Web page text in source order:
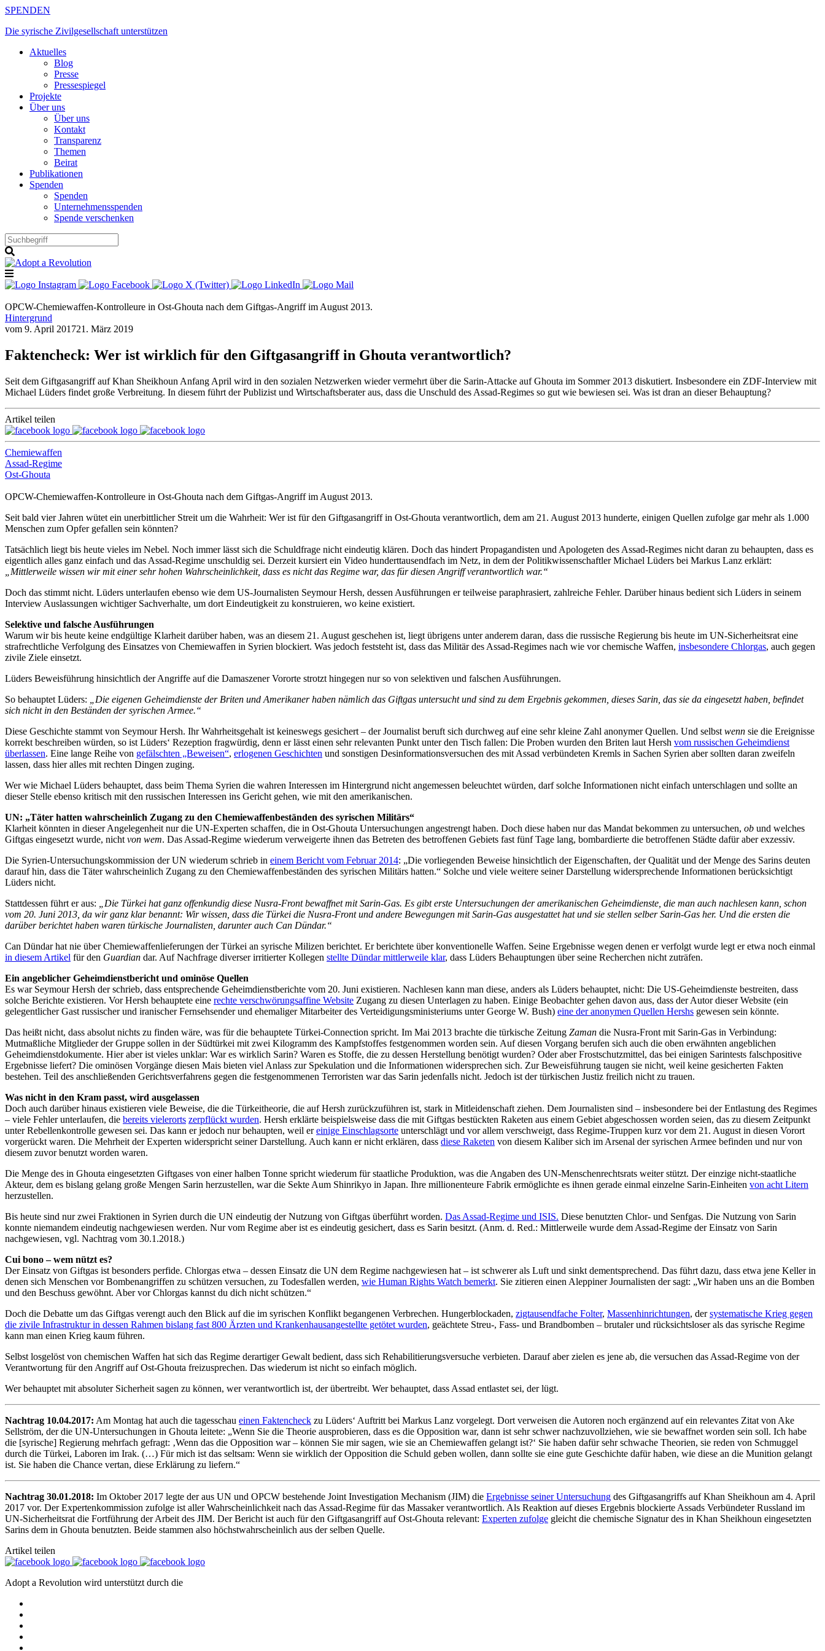
Zum
springen
SPENDEN
Die syrische Zivilgesellschaft unterstützen
Aktuelles
Blog
Presse
Pressespiegel
Projekte
Über uns
Über uns
Kontakt
Transparenz
Themen
Beirat
Publikationen
Spenden
Spenden
Unternehmensspenden
Spende verschenken
OPCW-Chemiewaffen-Kontrolleure in Ost-Ghouta nach dem Giftgas-Angriff im August 2013.
Hintergrund
vom 9. April 201721. März 2019
Faktencheck: Wer ist wirklich für den Giftgasangriff in Ghouta verantwortlich?
Seit dem Giftgasangriff auf Khan Sheikhoun Anfang April wird in den sozialen Netzwerken wieder vermehrt über die Sarin-Attacke auf Ghouta im Sommer 2013 diskutiert. Insbesondere ein ZDF-Interview mit
Michael Lüders findet große Verbreitung. In diesem führt der Publizist und Wirtschaftsberater aus, dass die Unschuld des Assad-Regimes so gut wie bewiesen sei. Was ist dran an dieser Behauptung?
Artikel teilen
Chemiewaffen
Assad-Regime
Ost-Ghouta
OPCW-Chemiewaffen-Kontrolleure in Ost-Ghouta nach dem Giftgas-Angriff im August 2013.
Seit bald vier Jahren wütet ein unerbittlicher Streit um die Wahrheit: Wer ist für den Giftgasangriff in Ost-Ghouta verantwortlich, dem am 21. August 2013 hunderte, einigen Quellen zufolge gar mehr als 1.000
Menschen zum Opfer gefallen sein könnten?
Tatsächlich liegt bis heute vieles im Nebel. Noch immer lässt sich die Schuldfrage nicht eindeutig klären. Doch das hindert Propagandisten und Apologeten des Assad-Regimes nicht daran zu behaupten, dass es
eigentlich alles ganz einfach und das Assad-Regime unschuldig sei. Derzeit kursiert ein Video hunderttausendfach im Netz, in dem der Politikwissenschaftler Michael Lüders bei Markus Lanz erklärt:
„Mittlerweile wissen wir mit einer sehr hohen Wahrscheinlichkeit, dass es nicht das Regime war, das für diesen Angriff verantwortlich war.“
Doch das stimmt nicht. Lüders unterlaufen ebenso wie dem US-Journalisten Seymour Hersh, dessen Ausführungen er teilweise paraphrasiert, zahlreiche Fehler. Darüber hinaus bedient sich Lüders in seinem
Interview Auslassungen wichtiger Sachverhalte, um dort Eindeutigkeit zu konstruieren, wo keine existiert.
Selektive und falsche Ausführungen
Warum wir bis heute keine endgültige Klarheit darüber haben, was an diesem 21. August geschehen ist, liegt übrigens unter anderem daran, dass die russische Regierung bis heute im UN-Sicherheitsrat eine
strafrechtliche Verfolgung des Einsatzes von Chemiewaffen in Syrien blockiert. Was jedoch feststeht ist, dass das Militär des Assad-Regimes nach wie vor chemische Waffen, insbesondere Chlorgas, auch gegen
zivile Ziele einsetzt.
Lüders Beweisführung hinsichtlich der Angriffe auf die Damaszener Vororte strotzt hingegen nur so von selektiven und falschen Ausführungen.
So behauptet Lüders:
„Die eigenen Geheimdienste der Briten und Amerikaner haben nämlich das Giftgas untersucht und sind zu dem Ergebnis gekommen, dieses Sarin, das sie da eingesetzt haben, befindet
sich nicht in den Beständen der syrischen Armee.“
Diese Geschichte stammt von Seymour Hersh. Ihr Wahrheitsgehalt ist keineswegs gesichert – der Journalist beruft sich durchweg auf eine sehr kleine Zahl anonymer Quellen. Und selbst wenn sie die Ereignisse
korrekt beschreiben würden, so ist Lüders‘ Rezeption fragwürdig, denn er lässt einen sehr relevanten Punkt unter den Tisch fallen: Die Proben wurden den Briten laut Hersh vom russischen Geheimdienst
überlassen. Eine lange Reihe von gefälschten „Beweisen“, erlogenen Geschichten und sonstigen Desinformationsversuchen des mit Assad verbündeten Kremls in Sachen Syrien aber sollten daran zweifeln
lassen, dass hier alles mit rechten Dingen zuging.
Wer wie Michael Lüders behauptet, dass beim Thema Syrien die wahren Interessen im Hintergrund nicht angemessen beleuchtet würden, darf solche Informationen nicht einfach unterschlagen und sollte an
dieser Stelle ebenso kritisch mit den russischen Interessen ins Gericht gehen, wie mit den amerikanischen.
UN: „Täter hatten wahrscheinlich Zugang zu den Chemiewaffenbeständen des syrischen Militärs“
Klarheit könnten in dieser Angelegenheit nur die UN-Experten schaffen, die in Ost-Ghouta Untersuchungen angestrengt haben. Doch diese haben nur das Mandat bekommen zu untersuchen, ob und welches
Giftgas eingesetzt wurde, nicht von wem. Das Assad-Regime wiederum verweigerte ihnen das Betreten des betroffenen Gebiets fast fünf Tage lang, bombardierte die betroffenen Städte dafür aber exzessiv.
Die Syrien-Untersuchungskommission der UN wiederum schrieb in einem Bericht vom Februar 2014: „Die vorliegenden Beweise hinsichtlich der Eigenschaften, der Qualität und der Menge des Sarins deuten
darauf hin, dass die Täter wahrscheinlich Zugang zu den Chemiewaffenbeständen des syrischen Militärs hatten.“ Solche und viele weitere seiner Darstellung widersprechende Informationen berücksichtigt
Lüders nicht.
Stattdessen führt er aus:
„Die Türkei hat ganz offenkundig diese Nusra-Front bewaffnet mit Sarin-Gas. Es gibt erste Untersuchungen der amerikanischen Geheimdienste, die man auch nachlesen kann, schon
vom 20. Juni 2013, da wir ganz klar benannt: Wir wissen, dass die Türkei die Nusra-Front und andere Bewegungen mit Sarin-Gas ausgestattet hat und sie stellen selber Sarin-Gas her. Und die ersten die
darüber berichtet haben waren türkische Journalisten, darunter auch Can Dündar.“
Can Dündar hat nie über Chemiewaffenlieferungen der Türkei an syrische Milizen berichtet. Er berichtete über konventionelle Waffen. Seine Ergebnisse wegen denen er verfolgt wurde legt er etwa noch einmal
in diesem Artikel für den Guardian dar. Auf Nachfrage diverser irritierter Kollegen stellte Dündar mittlerweile klar, dass Lüders Behauptungen über seine Recherchen nicht zuträfen.
Ein angeblicher Geheimdienstbericht und ominöse Quellen
Es war Seymour Hersh der schrieb, dass entsprechende Geheimdienstberichte vom 20. Juni existieren. Nachlesen kann man diese, anders als Lüders behauptet, nicht: Die US-Geheimdienste bestreiten, dass
solche Berichte existieren. Vor Hersh behauptete eine rechte verschwörungsaffine Website Zugang zu diesen Unterlagen zu haben. Einige Beobachter gehen davon aus, dass der Autor dieser Website (ein
gelegentlicher Gast russischer und iranischer Fernsehsender und ehemaliger Mitarbeiter des Verteidigungsministeriums unter George W. Bush) eine der anonymen Quellen Hershs gewesen sein könnte.
Das heißt nicht, dass absolut nichts zu finden wäre, was für die behauptete Türkei-Connection spricht. Im Mai 2013 brachte die türkische Zeitung Zaman die Nusra-Front mit Sarin-Gas in Verbindung:
Mutmaßliche Mitglieder der Gruppe sollen in der Südtürkei mit zwei Kilogramm des Kampfstoffes festgenommen worden sein. Auf diesen Vorgang berufen sich auch die oben erwähnten angeblichen
Geheimdienstdokumente. Hier aber ist vieles unklar: War es wirklich Sarin? Waren es Stoffe, die zu dessen Herstellung benötigt wurden? Oder aber Frostschutzmittel, das bei einigen Sarintests falschpositive
Ergebnisse liefert? Die ominösen Vorgänge diesen Mais bieten viel Anlass zur Spekulation und die Informationen widersprechen sich. Zur Beweisführung taugen sie nicht, weil keine gesicherten Fakten
bestehen. Teil des anschließenden Gerichtsverfahrens gegen die festgenommenen Terroristen war das Sarin jedenfalls nicht. Jedoch ist der türkischen Justiz freilich nicht zu trauen.
Was nicht in den Kram passt, wird ausgelassen
Doch auch darüber hinaus existieren viele Beweise, die die Türkeitheorie, die auf Hersh zurückzuführen ist, stark in Mitleidenschaft ziehen. Dem Journalisten sind – insbesondere bei der Entlastung des Regimes
– viele Fehler unterlaufen, die bereits vielerorts zerpflückt wurden. Hersh erklärte beispielsweise dass die mit Giftgas bestückten Raketen aus einem Gebiet abgeschossen worden seien, das zu diesem Zeitpunkt
unter Rebellenkontrolle gewesen sei. Das kann er jedoch nur behaupten, weil ereinige Einschlagsorte unterschlägt und vor allem verschweigt, dass Regime-Truppen kurz vor dem 21. August in diesen Vorort
vorgerückt waren. Die Mehrheit der Experten widerspricht seiner Darstellung. Auch kann er nicht erklären, dass diese Raketen von diesem Kaliber sich im Arsenal der syrischen Armee befinden und nur von
diesem zuvor benutzt worden waren.
Die Menge des in Ghouta eingesetzten Giftgases von einer halben Tonne spricht wiederum für staatliche Produktion, was die Angaben des UN-Menschenrechtsrats weiter stützt. Der einzige nicht-staatliche
Akteur, dem es bislang gelang große Mengen Sarin herzustellen, war die Sekte Aum Shinrikyo in Japan. Ihre millionenteure Fabrik ermöglichte es ihnen gerade einmal einzelne Sarin-Einheiten von acht Litern
herzustellen.
Bis heute sind nur zwei Fraktionen in Syrien durch die UN eindeutig der Nutzung von Giftgas überführt worden. Das Assad-Regime und ISIS. Diese benutzten Chlor- und Senfgas. Die Nutzung von Sarin
konnte niemandem eindeutig nachgewiesen werden. Nur vom Regime aber ist es eindeutig gesichert, dass es Sarin besitzt. (Anm. d. Red.: Mittlerweile wurde dem Assad-Regime der Einsatz von Sarin
nachgewiesen, vgl. Nachtrag vom 30.1.2018.)
Cui bono – wem nützt es?
Der Einsatz von Giftgas ist besonders perfide. Chlorgas etwa – dessen Einsatz die UN dem Regime nachgewiesen hat – ist schwerer als Luft und sinkt dementsprechend. Das führt dazu, dass etwa jene Keller in
denen sich Menschen vor Bombenangriffen zu schützen versuchen, zu Todesfallen werden, wie Human Rights Watch bemerkt. Sie zitieren einen Aleppiner Journalisten der sagt: „Wir haben uns an die Bomben
und den Beschuss gewöhnt. Aber vor Chlorgas kannst du dich nicht schützen.“
Doch die Debatte um das Giftgas verengt auch den Blick auf die im syrischen Konflikt begangenen Verbrechen. Hungerblockaden, zigtausendfache Folter, Massenhinrichtungen, dersystematische Krieg gegen
die zivile Infrastruktur in dessen Rahmen bislang fast 800 Ärzten und Krankenhausangestellte getötet wurden, geächtete Streu-, Fass- und Brandbomben – brutaler und rücksichtsloser als das syrische Regime
kann man einen Krieg kaum führen.
Selbst losgelöst von chemischen Waffen hat sich das Regime derartiger Gewalt bedient, dass sich Rehabilitierungsversuche verbieten. Darauf aber zielen es jene ab, die versuchen das Assad-Regime von der
Verantwortung für den Angriff auf Ost-Ghouta freizusprechen. Das wiederum ist nicht so einfach möglich.
Wer behauptet mit absoluter Sicherheit sagen zu können, wer verantwortlich ist, der übertreibt. Wer behauptet, dass Assad entlastet sei, der lügt.
Nachtrag 10.04.2017: Am Montag hat auch die tagesschau einen Faktencheck zu Lüders‘ Auftritt bei Markus Lanz vorgelegt. Dort verweisen die Autoren noch ergänzend auf ein relevantes Zitat von Ake
Sellström, der die UN-Untersuchungen in Ghouta leitete: „Wenn Sie die Theorie ausprobieren, dass es die Opposition war, dann ist sehr schwer nachzuvollziehen, wie sie bewaffnet worden sein soll. Ich habe
die [syrische] Regierung mehrfach gefragt: ‚Wenn das die Opposition war – können Sie mir sagen, wie sie an Chemiewaffen gelangt ist?‘ Sie haben dafür sehr schwache Theorien, sie reden von Schmuggel
durch die Türkei, Laboren im Irak. (…) Für mich ist das seltsam: Wenn sie wirklich der Opposition die Schuld geben wollen, dann sollte sie eine gute Geschichte dafür haben, wie diese an die Munition gelangt
ist. Sie haben die Chance vertan, diese Erklärung zu liefern.“
Nachtrag 30.01.2018: Im Oktober 2017 legte der aus UN und OPCW bestehende Joint Investigation Mechanism (JIM) die Ergebnisse seiner Untersuchung des Giftgasangriffs auf Khan Sheikhoun am 4. April
2017 vor. Der Expertenkommission zufolge ist aller Wahrscheinlichkeit nach das Assad-Regime für das Massaker verantwortlich. Als Reaktion auf dieses Ergebnis blockierte Assads Verbündeter Russland im
UN-Sicherheitsrat die Fortführung der Arbeit des JIM. Der Bericht ist auch für den Giftgasangriff auf Ost-Ghouta relevant: Experten zufolge gleicht die chemische Signatur des in Khan Sheikhoun eingesetzten
Sarins dem in Ghouta benutzten. Beide stammen also höchstwahrscheinlich aus der selben Quelle.
Artikel teilen
Adopt a Revolution wird unterstützt durch die